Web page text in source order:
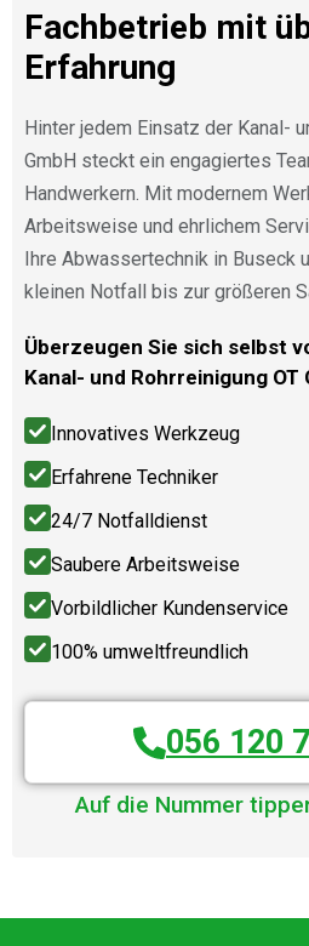
Fachbetrieb mit
Erfahrung
Hinter jedem Einsatz der Kanal-
GmbH steckt ein engagiertes
Handwerkern. Mit modernem
Arbeitsweise und ehrlichem
Ihre Abwassertechnik in Buseck
kleinen Notfall bis zur größeren
Überzeugen Sie sich selbst
Kanal- und Rohrreinigung OT
Innovatives Werkzeug
Erfahrene Techniker
24/7 Notfalldienst
Saubere Arbeitsweise
Vorbildlicher Kundenservice
100% umweltfreundlich
056 120
Auf die Nummer